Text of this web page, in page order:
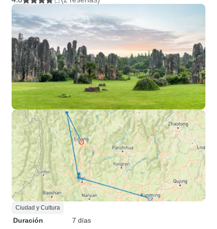
Ciudad y Cultura
Duración
7 días